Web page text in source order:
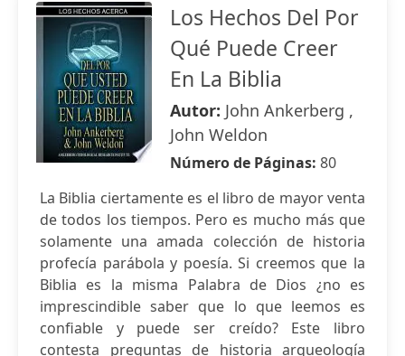
Los Hechos Del Por
Qué Puede Creer
En La Biblia
Autor: John Ankerberg ,
John Weldon
Número de Páginas: 80
La Biblia ciertamente es el libro de mayor venta
de todos los tiempos. Pero es mucho más que
solamente una amada colección de historia
profecía parábola y poesía. Si creemos que la
Biblia es la misma Palabra de Dios ¿no es
imprescindible saber que lo que leemos es
confiable y puede ser creído? Este libro
contesta preguntas de historia arqueología